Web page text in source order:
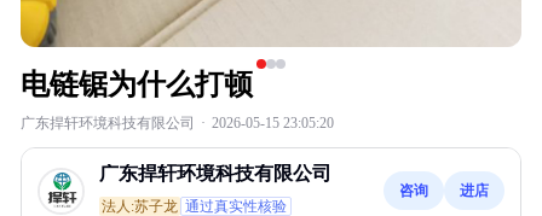
电链锯为什么打顿
广东捍轩环境科技有限公司 · 2026-05-15 23:05:20
广东捍轩环境科技有限公司
法人:苏子龙 通过真实性核验
咨询 进店